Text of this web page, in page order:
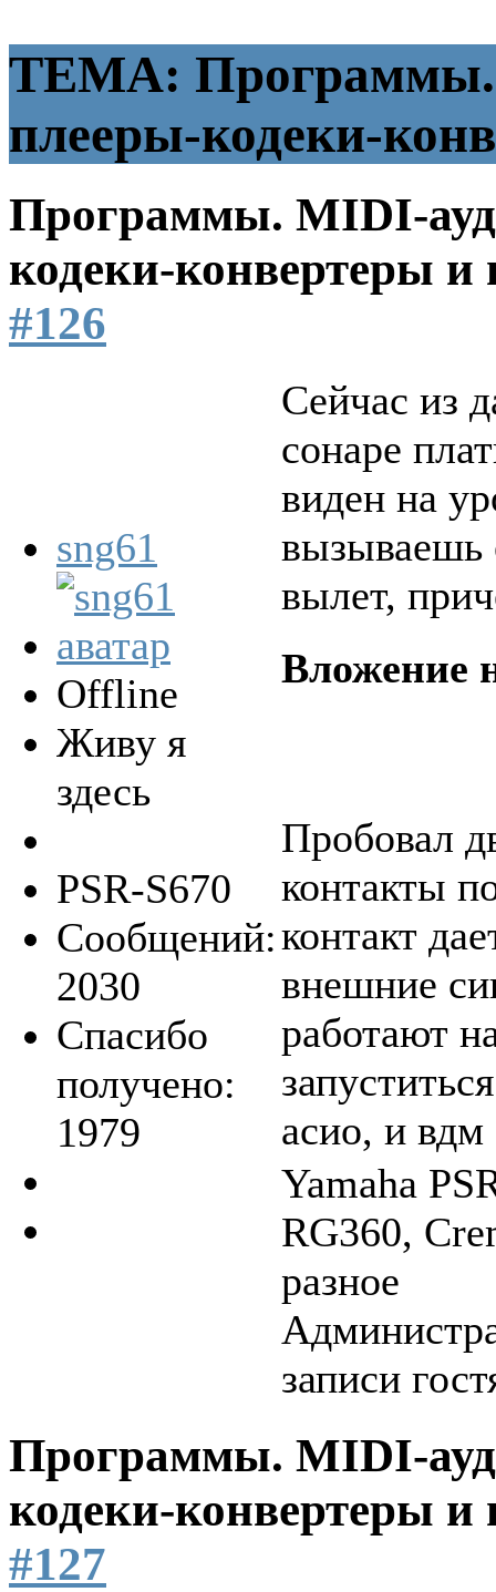
ТЕМА: Программы.
плееры-кодеки-
Программы. MIDI-
кодеки-конвертеры
#126
sng61
Offline
Живу я
здесь
PSR-S670
Сообщений:
2030
Спасибо
получено:
1979
Сейчас из
сонаре
виден на
вызываешь
вылет,
Вложение
Пробовал
контакты
контакт
внешние
работают
асио, и вдм
Yamaha
RG360,
разное
записи
Программы. MIDI-
кодеки-конвертеры
#127